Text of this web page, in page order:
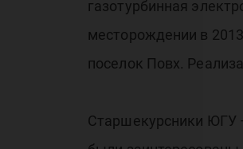
газотурбинная
месторождении в
поселок Повх.
Старшекурсники ЮГУ